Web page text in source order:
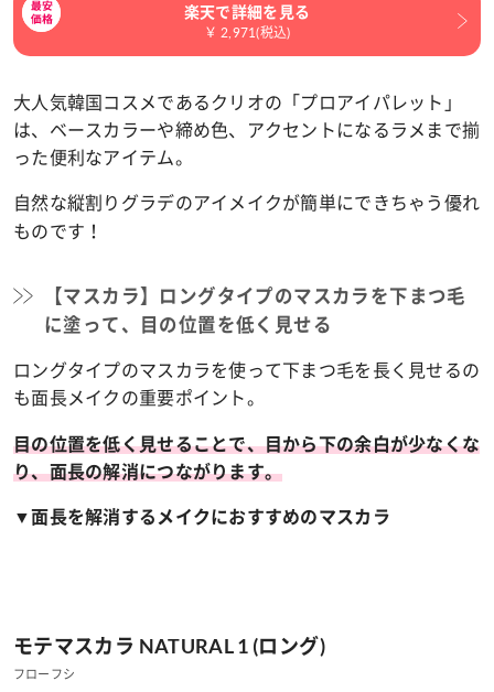
楽天で詳細を見る
￥ 2,971(税込)
大人気韓国コスメであるクリオの「プロアイパレット」
は、ベースカラーや締め色、アクセントになるラメまで揃
った便利なアイテム。
自然な縦割りグラデのアイメイクが簡単にできちゃう優れ
ものです！
【マスカラ】ロングタイプのマスカラを下まつ毛
に塗って、目の位置を低く見せる
ロングタイプのマスカラを使って下まつ毛を長く見せるの
も面長メイクの重要ポイント。
目の位置を低く見せることで、目から下の余白が少なくな
り、面長の解消につながります。
▼面長を解消するメイクにおすすめのマスカラ
モテマスカラ NATURAL 1 (ロング)
フローフシ